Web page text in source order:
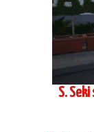
S.